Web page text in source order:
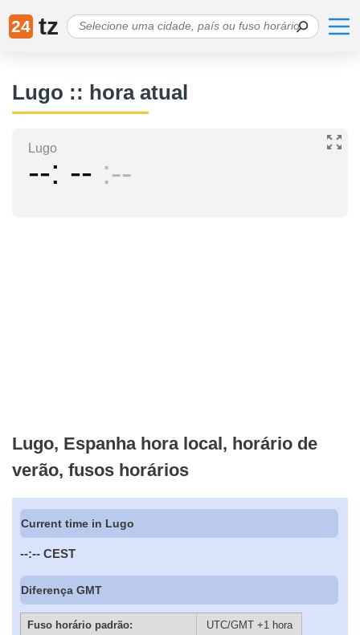
24 tz
Lugo :: hora atual
Lugo
-- -- --
Lugo, Espanha hora local, horário de
verão, fusos horários
Current time in Lugo
--:-- CEST
Diferença GMT
Fuso horário padrão:
UTC/GMT +1 hora